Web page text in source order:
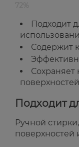
Подходит
Содержит
Сохраняет
Подходит
Ручной
поверхностей